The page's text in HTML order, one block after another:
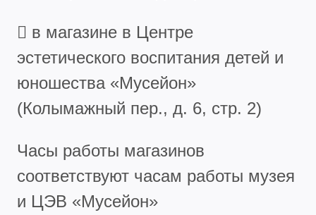
 в магазине в Центре
эстетического воспитания детей и
юношества «Мусейон»
(Колымажный пер., д. 6, стр. 2)
Часы работы магазинов
соответствуют часам работы музея
и ЦЭВ «Мусейон»